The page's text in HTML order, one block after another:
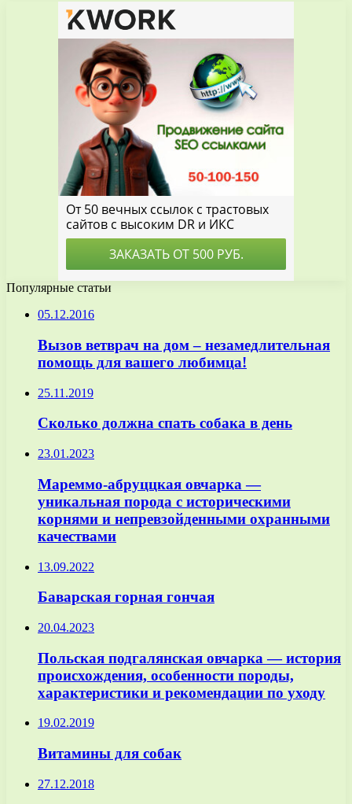
Популярные статьи
05.12.2016
Вызов ветврач на дом – незамедлительная
помощь для вашего любимца!
25.11.2019
Сколько должна спать собака в день
23.01.2023
Мареммо-абруццкая овчарка —
уникальная порода с историческими
корнями и непревзойденными охранными
качествами
13.09.2022
Баварская горная гончая
20.04.2023
Польская подгалянская овчарка — история
происхождения, особенности породы,
характеристики и рекомендации по уходу
19.02.2019
Витамины для собак
27.12.2018